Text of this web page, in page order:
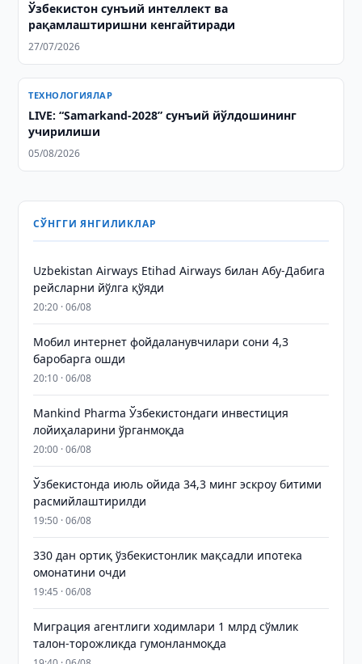
Ўзбекистон сунъий интеллект ва
рақамлаштиришни кенгайтиради
27/07/2026
ТЕХНОЛОГИЯЛАР
LIVE: “Samarkand-2028” сунъий йўлдошининг
учирилиши
05/08/2026
СЎНГГИ ЯНГИЛИКЛАР
Uzbekistan Airways Etihad Airways билан Абу-Дабига
рейсларни йўлга қўяди
20:20 · 06/08
Мобил интернет фойдаланувчилари сони 4,3
баробарга ошди
20:10 · 06/08
Mankind Pharma Ўзбекистондаги инвестиция
лойиҳаларини ўрганмоқда
20:00 · 06/08
Ўзбекистонда июль ойида 34,3 минг эскроу битими
расмийлаштирилди
19:50 · 06/08
330 дан ортиқ ўзбекистонлик мақсадли ипотека
омонатини очди
19:45 · 06/08
Миграция агентлиги ходимлари 1 млрд сўмлик
талон-торожликда гумонланмоқда